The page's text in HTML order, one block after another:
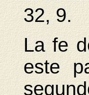
32, 9.
La fe
este